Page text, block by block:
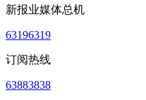
新报业媒体总机
63196319
订阅热线
63883838